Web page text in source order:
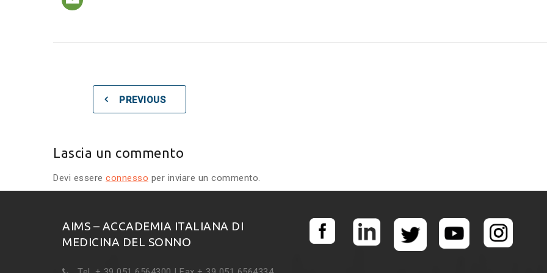
PREVIOUS
Lascia un commento
Devi essere connesso per inviare un commento.
AIMS – ACCADEMIA ITALIANA DI
MEDICINA DEL SONNO